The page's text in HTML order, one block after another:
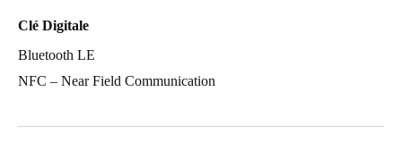
Clé Digitale
Bluetooth LE
NFC – Near Field Communication